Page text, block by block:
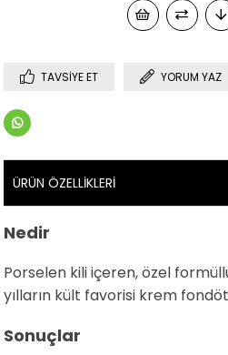
TAVSIYE ET YORUM YAZ
ÜRÜN ÖZELLIKLERI
Nedir
Porselen kili içeren, özel
yılların kült favorisi krem
Sonuçlar